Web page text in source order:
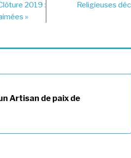
2019 :
»
Religieuses
Artisan de paix de